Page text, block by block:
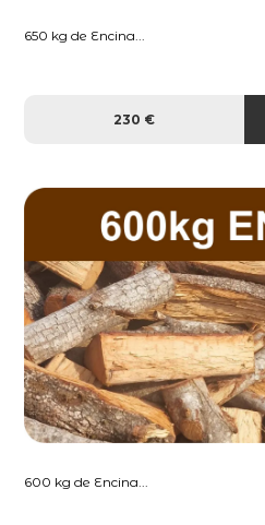
650 kg de Encina...
230 €
600 kg de Encina...